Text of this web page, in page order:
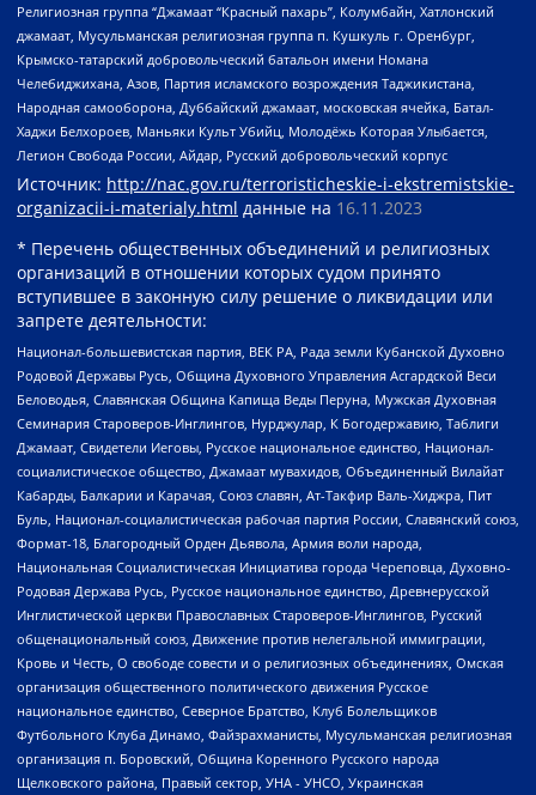
Религиозная группа “Джамаат “Красный пахарь”, Колумбайн, Хатлонский
джамаат, Мусульманская религиозная группа п. Кушкуль г. Оренбург,
Крымско-татарский добровольческий батальон имени Номана
Челебиджихана, Азов, Партия исламского возрождения Таджикистана,
Народная самооборона, Дуббайский джамаат, московская ячейка, Батал-
Хаджи Белхороев, Маньяки Культ Убийц, Молодёжь Которая Улыбается,
Легион Свобода России, Айдар, Русский добровольческий корпус
Источник: http://nac.gov.ru/terroristicheskie-i-ekstremistskie-
organizacii-i-materialy.html данные на 16.11.2023
* Перечень общественных объединений и религиозных
организаций в отношении которых судом принято
вступившее в законную силу решение о ликвидации или
запрете деятельности:
Национал-большевистская партия, ВЕК РА, Рада земли Кубанской Духовно
Родовой Державы Русь, Община Духовного Управления Асгардской Веси
Беловодья, Славянская Община Капища Веды Перуна, Мужская Духовная
Семинария Староверов-Инглингов, Нурджулар, К Богодержавию, Таблиги
Джамаат, Свидетели Иеговы, Русское национальное единство, Национал-
социалистическое общество, Джамаат мувахидов, Объединенный Вилайат
Кабарды, Балкарии и Карачая, Союз славян, Ат-Такфир Валь-Хиджра, Пит
Буль, Национал-социалистическая рабочая партия России, Славянский союз,
Формат-18, Благородный Орден Дьявола, Армия воли народа,
Национальная Социалистическая Инициатива города Череповца, Духовно-
Родовая Держава Русь, Русское национальное единство, Древнерусской
Инглистической церкви Православных Староверов-Инглингов, Русский
общенациональный союз, Движение против нелегальной иммиграции,
Кровь и Честь, О свободе совести и о религиозных объединениях, Омская
организация общественного политического движения Русское
национальное единство, Северное Братство, Клуб Болельщиков
Футбольного Клуба Динамо, Файзрахманисты, Мусульманская религиозная
организация п. Боровский, Община Коренного Русского народа
Щелковского района, Правый сектор, УНА - УНСО, Украинская